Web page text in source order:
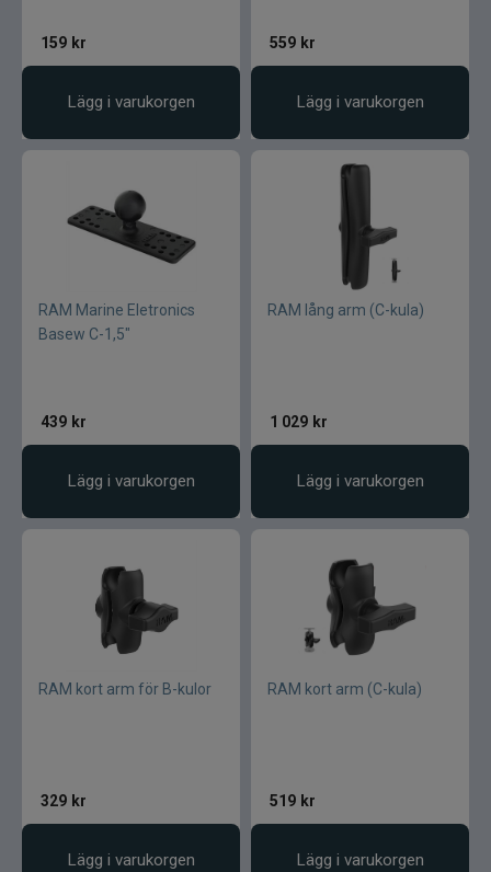
159 kr
Lägg i varukorgen
559 kr
Lägg i varukorgen
RAM Marine Eletronics
Basew C-1,5"
439 kr
Lägg i varukorgen
RAM lång arm (C-kula)
1 029 kr
Lägg i varukorgen
RAM kort arm för B-kulor
329 kr
Lägg i varukorgen
RAM kort arm (C-kula)
519 kr
Lägg i varukorgen